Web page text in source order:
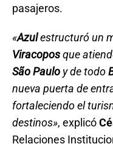
pasajeros.
«Azulestructuró un
Viracoposque
São Paulo y de todo
nueva puerta de
fortaleciendo el
destinos», explicó
Relaciones